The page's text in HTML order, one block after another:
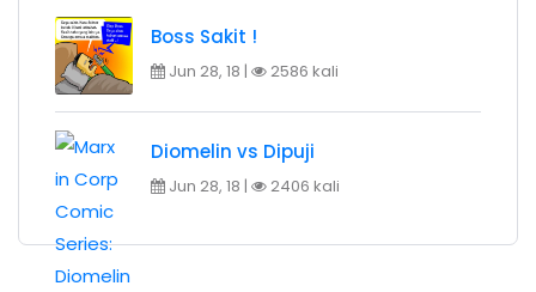
Boss Sakit !
Jun 28, 18 | 2586 kali
Diomelin vs Dipuji
Jun 28, 18 | 2406 kali